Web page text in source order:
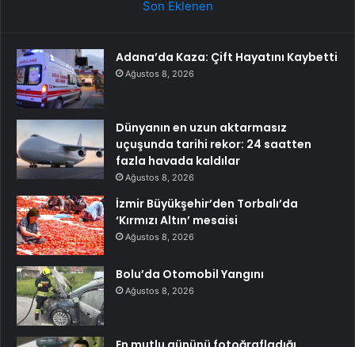
Son Eklenen
Adana’da Kaza: Çift Hayatını Kaybetti
Ağustos 8, 2026
Dünyanın en uzun aktarmasız
uçuşunda tarihi rekor: 24 saatten
fazla havada kaldılar
Ağustos 8, 2026
İzmir Büyükşehir’den Torbalı’da
‘Kırmızı Altın’ mesaisi
Ağustos 8, 2026
Bolu’da Otomobil Yangını
Ağustos 8, 2026